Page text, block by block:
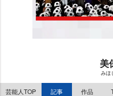
美
みほ
芸能人TOP 記事 作品